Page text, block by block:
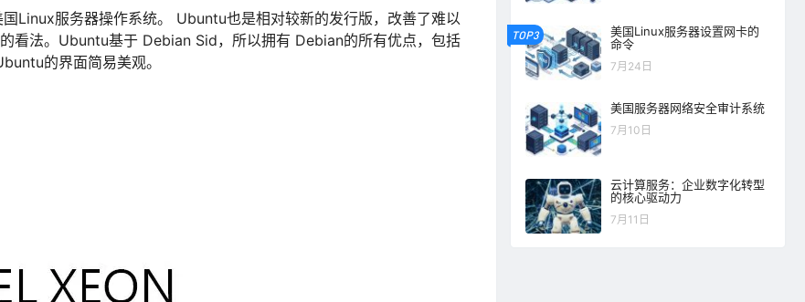
Linux服务器操作系统。 Ubuntu也是相对较新的发行版，改善了难以
看法。Ubuntu基于 Debian Sid，所以拥有 Debian的所有优点，包括
的界面简易美观。
TOP3
美国Linux服务器设置网卡的
命令
7月24日
美国服务器网络安全审计系统
7月10日
云计算服务：企业数字化转型
的核心驱动力
7月11日